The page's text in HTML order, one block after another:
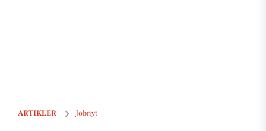
ARTIKLER Jobnyt
Speciallæge med bagvagtsfunktion søges til specialiseret afdeling i